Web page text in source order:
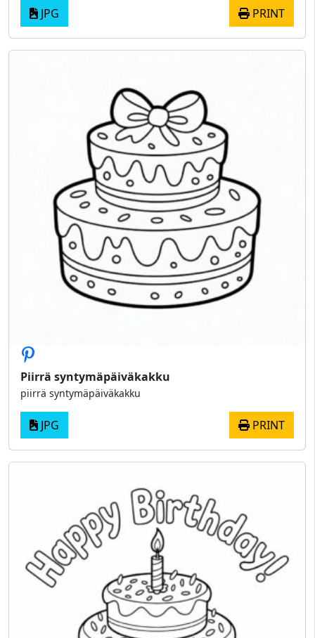
JPG PRINT
Piirrä syntymäpäiväkakku
piirrä syntymäpäiväkakku
JPG PRINT